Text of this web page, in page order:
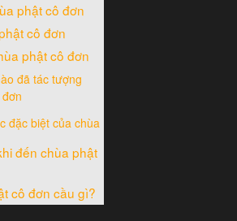
phật cô đơn
cô đơn
phật cô đơn
đã tác tượng
đặc biệt của chùa
đến chùa phật
cô đơn cầu gì?